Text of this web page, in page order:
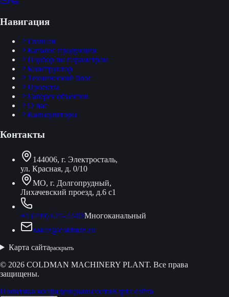
Навигация
Главная
Каталог продукции
Подбор по параметрам
Конструктор
Технический блог
Проекты
Галерея объектов
О нас
Калькуляторы
Контакты
144006, г. Электросталь,
ул. Красная, д. 0/10
МО, г. Долгопрудный,
Лихачевский проезд, д.6 с1
+7 (499) 677-22-93Многоканальный
zakaz@coldman.ru
Карта сайтараскрыть
© 2026 COLDMAN MACHINERY PLANT. Все права
защищены.
Политика конфиденциальностиКарта сайта